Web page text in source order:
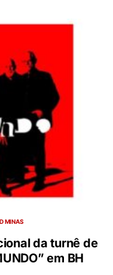
MINAS
da turnê de
em BH